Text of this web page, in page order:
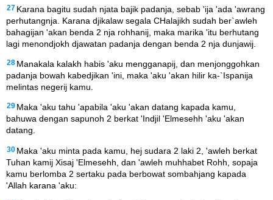
27 Karana bagitu sudah njata bajik padanja, sebab 'ija 'ada 'awrang
perhutangnja. Karana djikalaw segala CHalajikh sudah ber`awleh
bahagijan 'akan benda 2 nja rohhanij, maka marika 'itu berhutang
lagi menondjokh djawatan padanja dengan benda 2 nja dunjawij.
28 Manakala kalakh habis 'aku mengganapij, dan menjonggohkan
padanja bowah kabedjikan 'ini, maka 'aku 'akan hilir ka-`Ispanija
melintas negerij kamu.
29 Maka 'aku tahu 'apabila 'aku 'akan datang kapada kamu,
bahuwa dengan sapunoh 2 berkat 'Indjil 'Elmesehh 'aku 'akan
datang.
30 Maka 'aku minta pada kamu, hej sudara 2 laki 2, 'awleh berkat
Tuhan kamij Xisaj 'Elmesehh, dan 'awleh muhhabet Rohh, sopaja
kamu berlomba 2 sertaku pada berbowat sombahjang kapada
'Allah karana 'aku: